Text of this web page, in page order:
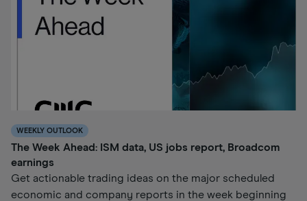
WEEKLY OUTLOOK
The Week Ahead: ISM data, US jobs report, Broadcom
earnings
Get actionable trading ideas on the major scheduled
economic and company reports in the week beginning